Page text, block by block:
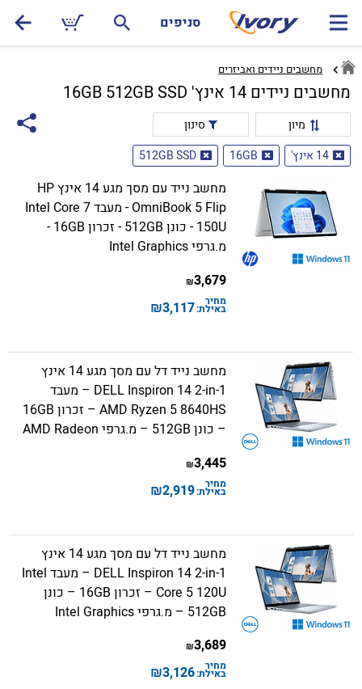
סניפים
מחשבים ניידים ואביזרים
מחשבים ניידים 14 אינץ' 16GB 512GB SSD
מיון
סינון
14 אינץ'
16GB
512GB SSD
מחשב נייד עם מסך מגע 14 אינץ HP
OmniBook 5 Flip - מעבד Intel Core 7
150U - כונן 512GB - זכרון 16GB -
מ.גרפי Intel Graphics
3,679
₪
מחיר
באילת:3,117
₪
מחשב נייד דל עם מסך מגע 14 אינץ
DELL Inspiron 14 2-in-1 – מעבד
AMD Ryzen 5 8640HS – זכרון 16GB
– כונן 512GB – מ.גרפי AMD Radeon
3,445
₪
מחיר
באילת:2,919
₪
מחשב נייד דל עם מסך מגע 14 אינץ
DELL Inspiron 14 2-in-1 – מעבד Intel
Core 5 120U – זכרון 16GB – כונן
512GB – מ.גרפי Intel Graphics
3,689
₪
מחיר
באילת:3,126
₪